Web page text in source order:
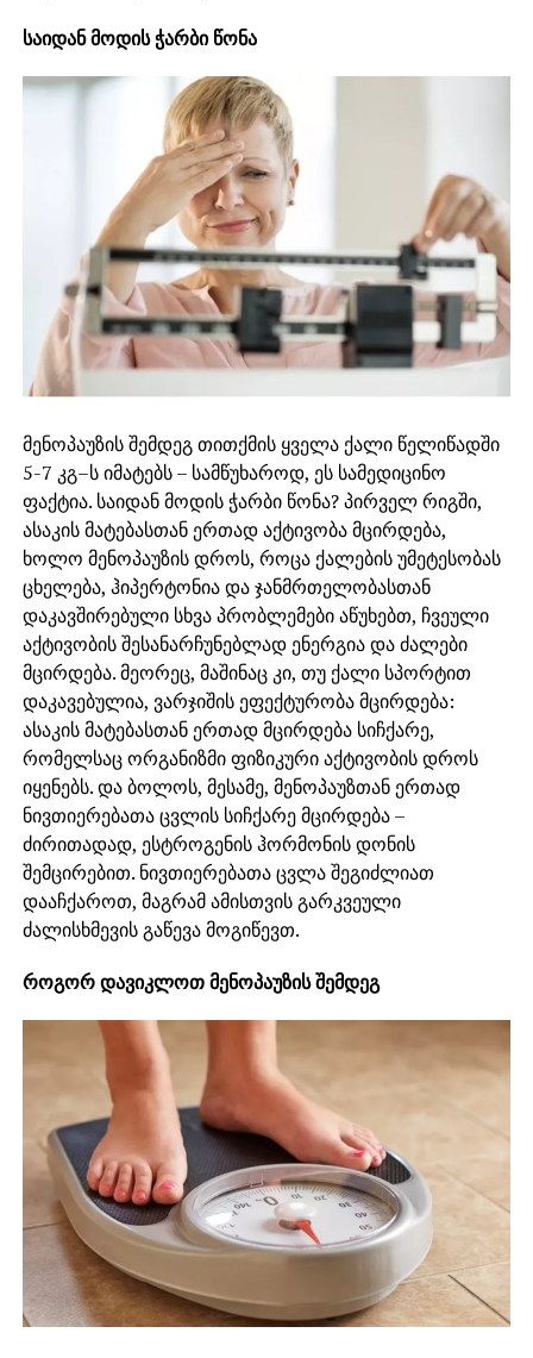
საიდან მოდის ჭარბი წონა
მენოპაუზის შემდეგ თითქმის ყველა ქალი წელიწადში
5-7 კგ–ს იმატებს – სამწუხაროდ, ეს სამედიცინო
ფაქტია. საიდან მოდის ჭარბი წონა? პირველ რიგში,
ასაკის მატებასთან ერთად აქტივობა მცირდება,
ხოლო მენოპაუზის დროს, როცა ქალების უმეტესობას
ცხელება, ჰიპერტონია და ჯანმრთელობასთან
დაკავშირებული სხვა პრობლემები აწუხებთ, ჩვეული
აქტივობის შესანარჩუნებლად ენერგია და ძალები
მცირდება. მეორეც, მაშინაც კი, თუ ქალი სპორტით
დაკავებულია, ვარჯიშის ეფექტურობა მცირდება:
ასაკის მატებასთან ერთად მცირდება სიჩქარე,
რომელსაც ორგანიზმი ფიზიკური აქტივობის დროს
იყენებს. და ბოლოს, მესამე, მენოპაუზთან ერთად
ნივთიერებათა ცვლის სიჩქარე მცირდება –
ძირითადად, ესტროგენის ჰორმონის დონის
შემცირებით. ნივთიერებათა ცვლა შეგიძლიათ
დააჩქაროთ, მაგრამ ამისთვის გარკვეული
ძალისხმევის გაწევა მოგიწევთ.
როგორ დავიკლოთ მენოპაუზის შემდეგ